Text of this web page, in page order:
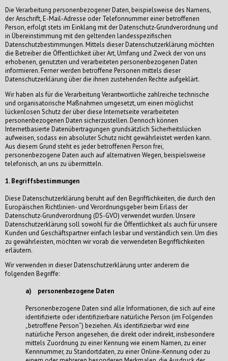
Die Verarbeitung personenbezogener Daten, beispielsweise des Namens,
der Anschrift, E-Mail-Adresse oder Telefonnummer einer betroffenen
Person, erfolgt stets im Einklang mit der Datenschutz-Grundverordnung und
in Übereinstimmung mit den geltenden landesspezifischen
Datenschutzbestimmungen. Mittels dieser Datenschutzerklärung möchten
die Betreiber die Öffentlichkeit über Art, Umfang und Zweck der von uns
erhobenen, genutzten und verarbeiteten personenbezogenen Daten
informieren. Ferner werden betroffene Personen mittels dieser
Datenschutzerklärung über die ihnen zustehenden Rechte aufgeklärt.
Wir haben als für die Verarbeitung Verantwortliche zahlreiche technische
und organisatorische Maßnahmen umgesetzt, um einen möglichst
lückenlosen Schutz der über diese Internetseite verarbeiteten
personenbezogenen Daten sicherzustellen. Dennoch können
Internetbasierte Datenübertragungen grundsätzlich Sicherheitslücken
aufweisen, sodass ein absoluter Schutz nicht gewährleistet werden kann.
Aus diesem Grund steht es jeder betroffenen Person frei,
personenbezogene Daten auch auf alternativen Wegen, beispielsweise
telefonisch, an uns zu übermitteln.
1. Begriffsbestimmungen
Diese Datenschutzerklärung beruht auf den Begrifflichkeiten, die durch den
Europäischen Richtlinien- und Verordnungsgeber beim Erlass der
Datenschutz-Grundverordnung (DS-GVO) verwendet wurden. Unsere
Datenschutzerklärung soll sowohl für die Öffentlichkeit als auch für unsere
Kunden und Geschäftspartner einfach lesbar und verständlich sein. Um dies
zu gewährleisten, möchten wir vorab die verwendeten Begrifflichkeiten
erläutern.
Wir verwenden in dieser Datenschutzerklärung unter anderem die
folgenden Begriffe:
a) personenbezogene Daten
Personenbezogene Daten sind alle Informationen, die sich auf eine
identifizierte oder identifizierbare natürliche Person (im Folgenden
„betroffene Person“) beziehen. Als identifizierbar wird eine
natürliche Person angesehen, die direkt oder indirekt, insbesondere
mittels Zuordnung zu einer Kennung wie einem Namen, zu einer
Kennnummer, zu Standortdaten, zu einer Online-Kennung oder zu